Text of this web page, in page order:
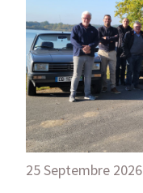
25 Septembre 2026